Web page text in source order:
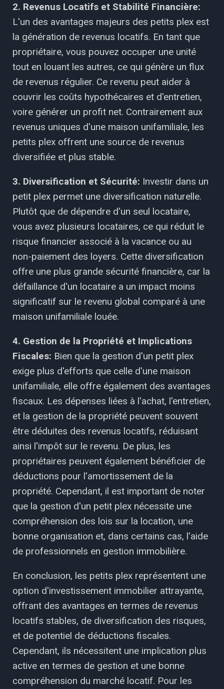
2. Revenus Locatifs et Stabilité Financière:
L'un des avantages majeurs des petits plex est
la génération de revenus locatifs. En tant que
propriétaire, vous pouvez occuper une unité
tout en louant les autres, ce qui génère un flux
de revenus régulier. Ce revenu peut aider à
couvrir les coûts hypothécaires et d'entretien,
voire générer un profit net. Contrairement aux
revenus uniques d'une maison unifamiliale, les
petits plex offrent une source de revenus
diversifiée et plus stable.
3. Diversification et Sécurité: Investir dans un
petit plex permet une diversification naturelle.
Plutôt que de dépendre d'un seul locataire,
vous avez plusieurs locataires, ce qui réduit le
risque financier associé à la vacance ou au
non-paiement des loyers. Cette diversification
offre une plus grande sécurité financière, car la
défaillance d'un locataire a un impact moins
significatif sur le revenu global comparé à une
maison unifamiliale louée.
4. Gestion de la Propriété et Implications
Fiscales: Bien que la gestion d'un petit plex
exige plus d'efforts que celle d'une maison
unifamiliale, elle offre également des avantages
fiscaux. Les dépenses liées à l'achat, l'entretien,
et la gestion de la propriété peuvent souvent
être déduites des revenus locatifs, réduisant
ainsi l'impôt sur le revenu. De plus, les
propriétaires peuvent également bénéficier de
déductions pour l'amortissement de la
propriété. Cependant, il est important de noter
que la gestion d'un petit plex nécessite une
compréhension des lois sur la location, une
bonne organisation et, dans certains cas, l'aide
de professionnels en gestion immobilière.
En conclusion, les petits plex représentent une
option d'investissement immobilier attrayante,
offrant des avantages en termes de revenus
locatifs stables, de diversification des risques,
et de potentiel de déductions fiscales.
Cependant, ils nécessitent une implication plus
active en termes de gestion et une bonne
compréhension du marché locatif. Pour les